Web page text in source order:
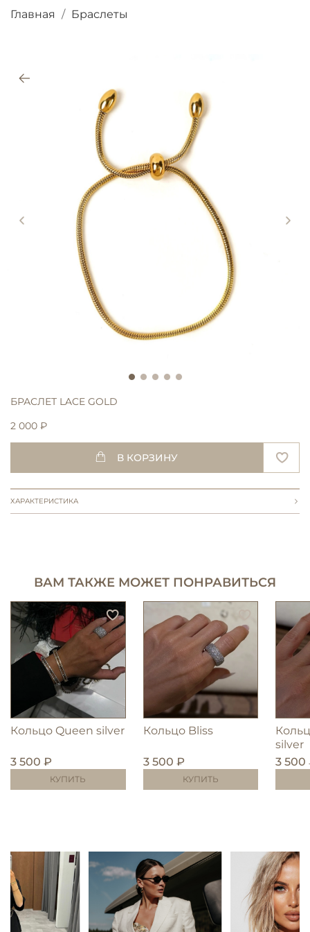
Главная Браслеты
БРАСЛЕТ LACE GOLD
2 000 ₽
В КОРЗИНУ
ХАРАКТЕРИСТИКА
ВАМ ТАКЖЕ МОЖЕТ ПОНРАВИТЬСЯ
Кольцо Queen silver
3 500 ₽
КУПИТЬ
Кольцо Bliss
3 500 ₽
КУПИТЬ
silver
3 500